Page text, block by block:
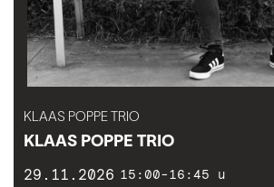
KLAAS POPPE TRIO
KLAAS POPPE TRIO
29.11.2026 15:00-16:45 u